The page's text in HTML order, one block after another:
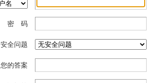
密 码
安全问题
您的答案